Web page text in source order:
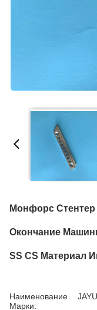
Монфорс
Окончание
SS CS Материал
Наименование
Марки:
JAYU